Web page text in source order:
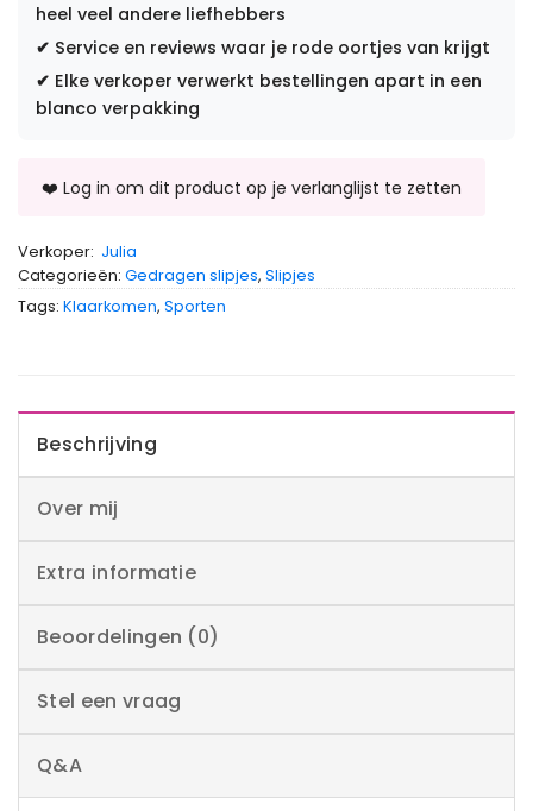
heel veel andere liefhebbers
✔ Service en reviews waar je rode oortjes van krijgt
✔ Elke verkoper verwerkt bestellingen apart in een
blanco verpakking
Verkoper: Julia
Categorieën: Gedragen slipjes, Slipjes
Tags: Klaarkomen, Sporten
Beschrijving
Over mij
Extra informatie
Beoordelingen (0)
Stel een vraag
Q&A